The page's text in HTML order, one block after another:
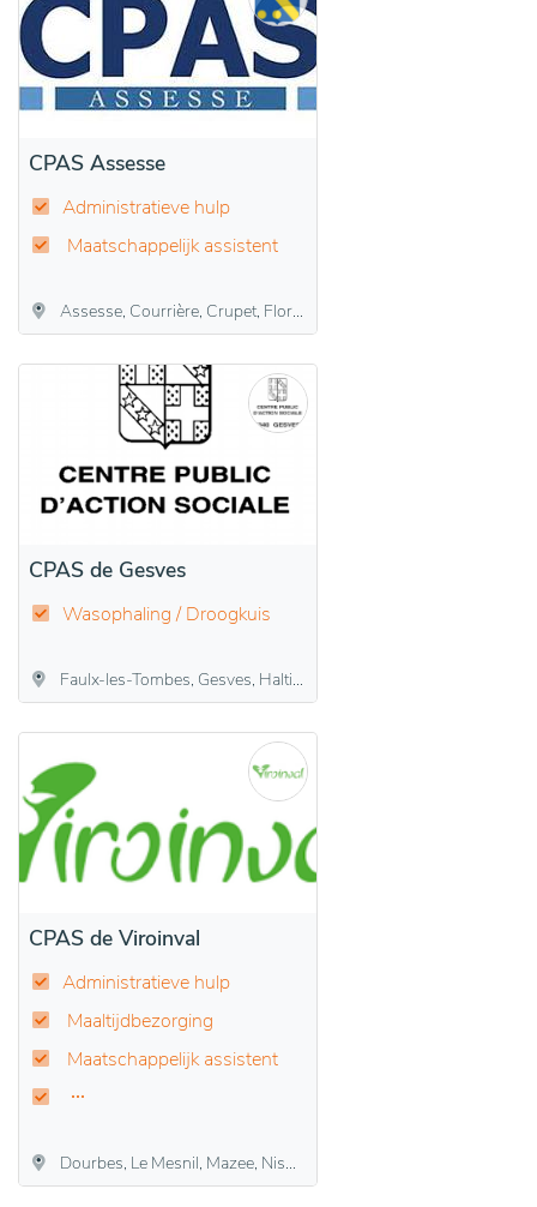
CPAS Assesse
Administratieve hulp
Maatschappelijk assistent
Assesse, Courrière, Crupet, Florée, Maillen, Sart-Bernard, Sorinne-la-Longue
CPAS de Gesves
Wasophaling / Droogkuis
Faulx-les-Tombes, Gesves, Haltinne, Mozet, Sorée
CPAS de Viroinval
Administratieve hulp
Maaltijdbezorging
Maatschappelijk assistent
Dourbes, Le Mesnil, Mazee, Nismes, Oignies-en-Thiérache, Olloy-sur-Viroin, Treignes, Vierves-sur-Viroin, Viroinval